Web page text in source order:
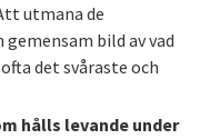
utmana de
bild av vad
det svåraste och
hålls levande under